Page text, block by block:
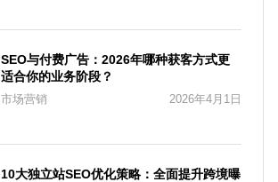
SEO与付费广告：2026年哪种获客方式更
适合你的业务阶段？
市场营销 2026年4月1日
10大独立站SEO优化策略：全面提升跨境曝